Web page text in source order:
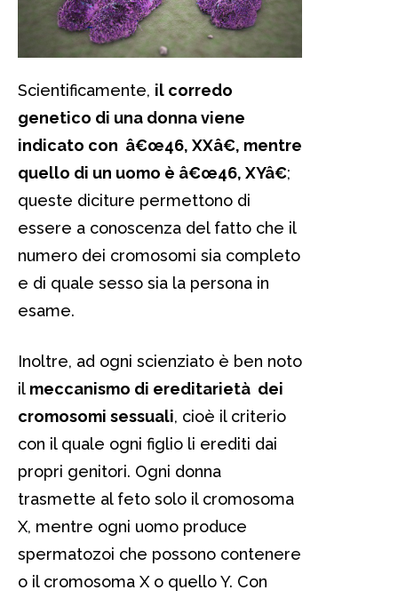
Scientificamente, il corredo
genetico di una donna viene
indicato con â€œ46, XXâ€, mentre
quello di un uomo è â€œ46, XYâ€;
queste diciture permettono di
essere a conoscenza del fatto che il
numero dei cromosomi sia completo
e di quale sesso sia la persona in
esame.
Inoltre, ad ogni scienziato è ben noto
il meccanismo di ereditarietà dei
cromosomi sessuali, cioè il criterio
con il quale ogni figlio li erediti dai
propri genitori. Ogni donna
trasmette al feto solo il cromosoma
X, mentre ogni uomo produce
spermatozoi che possono contenere
o il cromosoma X o quello Y. Con